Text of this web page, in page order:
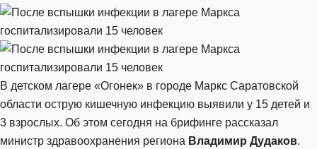
В детском лагере «Огонек» в городе Маркс Саратовской
области острую кишечную инфекцию выявили у 15 детей и
3 взрослых. Об этом сегодня на брифинге рассказал
министр здравоохранения региона Владимир Дудаков.